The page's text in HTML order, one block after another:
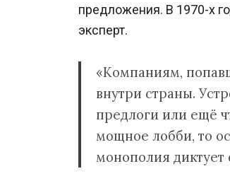
предложения. В 1970-х
эксперт.
«Компаниям,
внутри страны.
предлоги или ещё
мощное лобби, то
монополия